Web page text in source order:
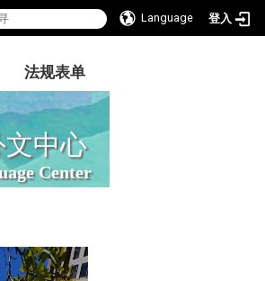
Language 登入
文中心
Center
法规表单